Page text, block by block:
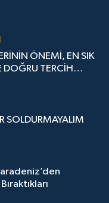
ÖNEMİ, EN SIK
DOĞRU TERCİH
SOLDURMAYALIM